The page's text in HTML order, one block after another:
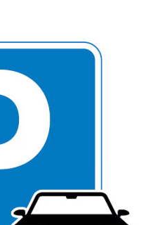
LE BIEN
SUPPLÉMENTAIRES
Piscine
Terrasse
RECHERCHER